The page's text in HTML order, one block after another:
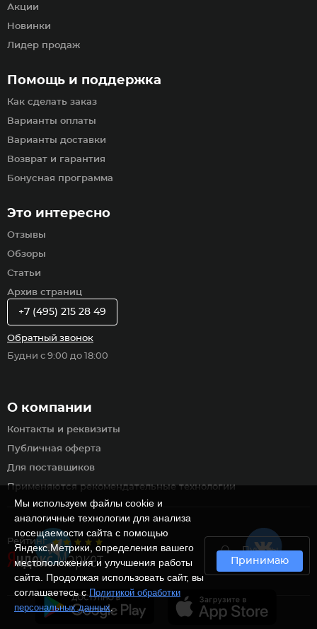
Рейтинг
Пункты
самовывоза
Помощь и поддержка
Как сделать заказ
Варианты оплаты
Варианты доставки
Возврат и гарантия
Бонусная программа
Акции
Новинки
Лидер продаж
Это интересно
Отзывы
Обзоры
Статьи
Архив страниц
О компании
Контакты и реквизиты
Публичная оферта
Для поставщиков
Применяются рекомендательные технологии
+7 (495) 215 28 49
Обратный звонок
Будни с 9:00 до 18:00
Мы используем файлы cookie и
аналогичные технологии для анализа
посещаемости сайта с помощью
Яндекс.Метрики, определения вашего
местоположения и улучшения работы
сайта. Продолжая использовать сайт, вы
соглашаетесь с Политикой обработки
персональных данных.
Принимаю